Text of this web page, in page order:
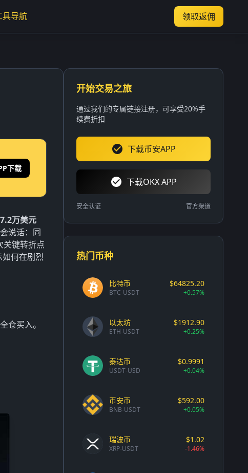
具导航 领取返佣
下载
7.2万美元
说话：同
关键转折点
何在剧烈
仓买入。
开始交易之旅
通过我们的专属链接注册，可享受20%手
续费折扣
下载币安APP
下载OKX APP
安全认证 官方渠道
热门币种
比特币
BTC-USDT
$64825.20
+0.57%
以太坊
ETH-USDT
$1912.90
+0.25%
泰达币
USDT-USD
$0.9991
+0.04%
币安币
BNB-USDT
$592.00
+0.05%
瑞波币
XRP-USDT
$1.02
-1.46%